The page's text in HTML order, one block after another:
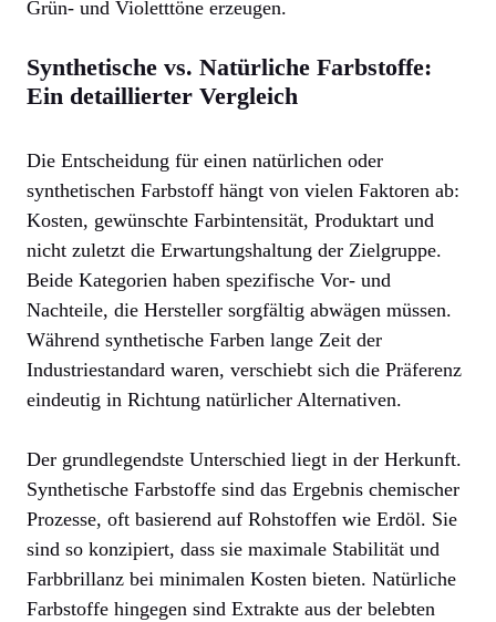
Grün- und Violetttöne erzeugen.
Synthetische vs. Natürliche Farbstoffe:
Ein detaillierter Vergleich
Die Entscheidung für einen natürlichen oder
synthetischen Farbstoff hängt von vielen Faktoren ab:
Kosten, gewünschte Farbintensität, Produktart und
nicht zuletzt die Erwartungshaltung der Zielgruppe.
Beide Kategorien haben spezifische Vor- und
Nachteile, die Hersteller sorgfältig abwägen müssen.
Während synthetische Farben lange Zeit der
Industriestandard waren, verschiebt sich die Präferenz
eindeutig in Richtung natürlicher Alternativen.
Der grundlegendste Unterschied liegt in der Herkunft.
Synthetische Farbstoffe sind das Ergebnis chemischer
Prozesse, oft basierend auf Rohstoffen wie Erdöl. Sie
sind so konzipiert, dass sie maximale Stabilität und
Farbbrillanz bei minimalen Kosten bieten. Natürliche
Farbstoffe hingegen sind Extrakte aus der belebten